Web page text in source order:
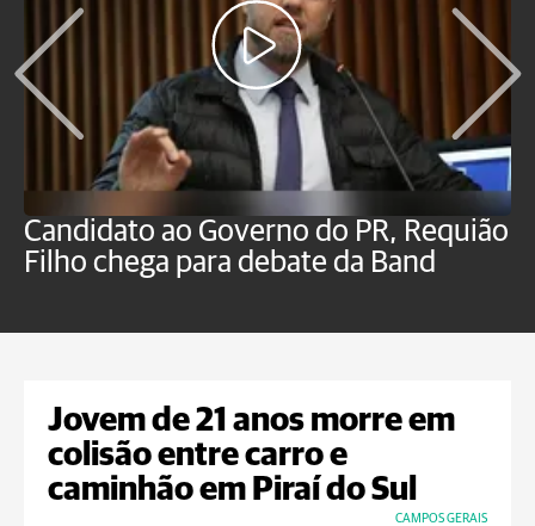
Candidato ao Governo do PR, Requião
Filho chega para debate da Band
Jovem de 21 anos morre em
colisão entre carro e
caminhão em Piraí do Sul
CAMPOS GERAIS